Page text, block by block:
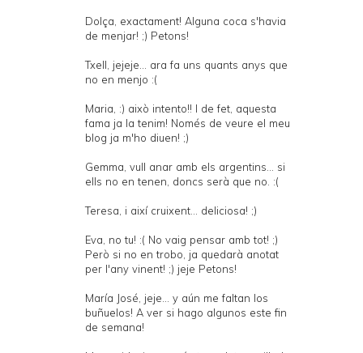
Dolça, exactament! Alguna coca s'havia
de menjar! ;) Petons!
Txell, jejeje... ara fa uns quants anys que
no en menjo :(
Maria, :) això intento!! I de fet, aquesta
fama ja la tenim! Només de veure el meu
blog ja m'ho diuen! ;)
Gemma, vull anar amb els argentins... si
ells no en tenen, doncs serà que no. :(
Teresa, i així cruixent... deliciosa! ;)
Eva, no tu! :( No vaig pensar amb tot! ;)
Però si no en trobo, ja quedarà anotat
per l'any vinent! ;) jeje Petons!
María José, jeje... y aún me faltan los
buñuelos! A ver si hago algunos este fin
de semana!